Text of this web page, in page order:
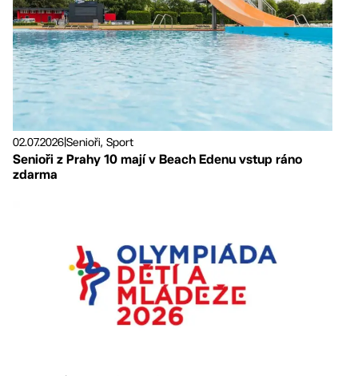
02.07.2026Senioři, Sport
Senioři z Prahy 10 mají v Beach Edenu vstup ráno
zdarma